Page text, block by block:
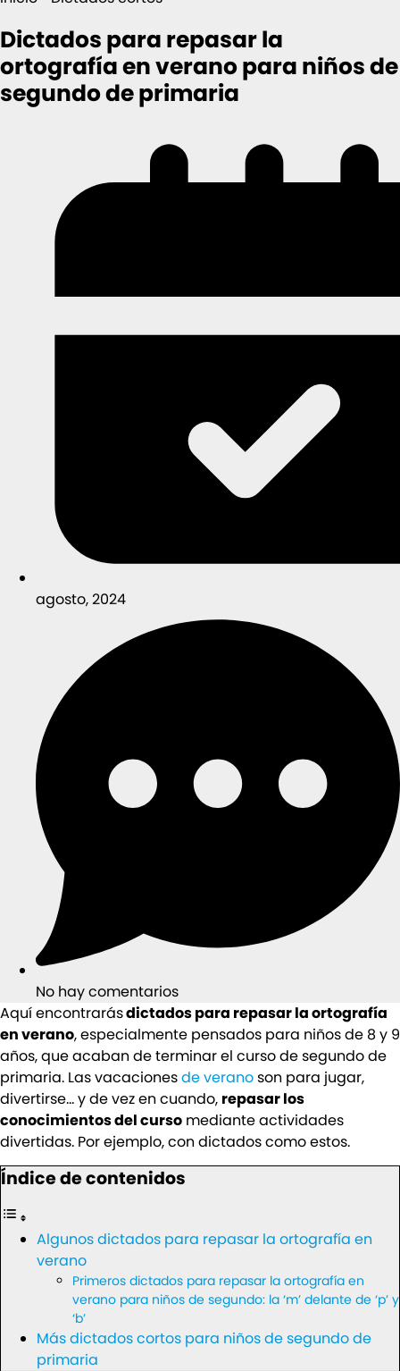
Dictados para repasar la
ortografía en verano para niños de
segundo de primaria
agosto, 2024
No hay comentarios
Aquí encontrarásdictados para repasar la ortografía
en verano, especialmente pensados para niños de 8 y 9
años, que acaban de terminar el curso de segundo de
primaria. Las vacacionesde veranoson para jugar,
divertirse… y de vez en cuando, repasar los
conocimientos del curso mediante actividades
divertidas. Por ejemplo, con dictados como estos.
Índice de contenidos
Algunos dictados para repasar la ortografía en
verano
Primeros dictados para repasar la ortografía en
verano para niños de segundo: la ‘m’ delante de ‘p’ y
‘b’
Más dictados cortos para niños de segundo de
primaria